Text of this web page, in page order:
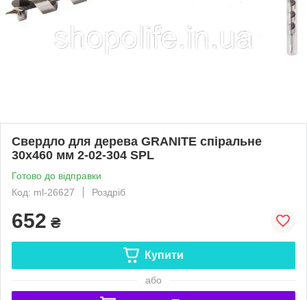
Свердло для дерева GRANITE спіральне
30х460 мм 2-02-304 SPL
Готово до відправки
Код: ml-26627
Роздріб
652 ₴
Купити
або